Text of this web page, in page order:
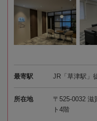
最寄駅 JR「草津駅」
所在地
〒525-0032 滋
ト4階